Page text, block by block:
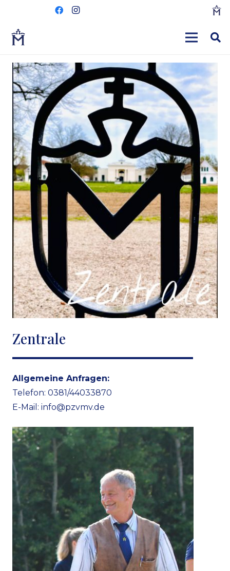
Zentrale
Allgemeine Anfragen:
Telefon: 0381/44033870
E-Mail: info@pzvmv.de